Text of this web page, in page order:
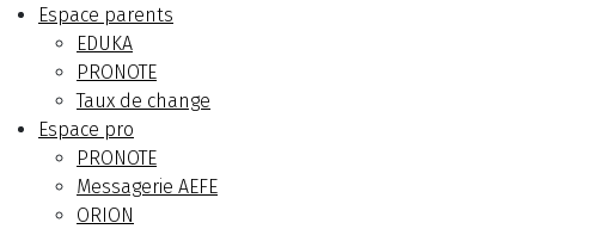
Espace parents
EDUKA
PRONOTE
Taux de change
Espace pro
PRONOTE
Messagerie AEFE
ORION